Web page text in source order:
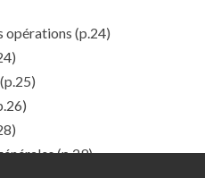
opérations (p.24)
(p.25)
(p.29)